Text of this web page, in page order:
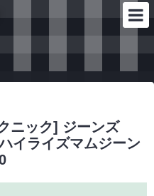
ニック] ジーンズ
イライズマムジーン